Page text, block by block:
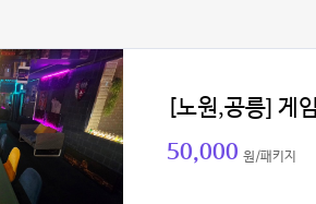
[노원,공릉] 게
50,000 원/패키지